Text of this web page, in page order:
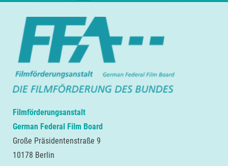
Filmförderungsanstalt
German Federal Film Board
Große Präsidentenstraße 9
10178 Berlin